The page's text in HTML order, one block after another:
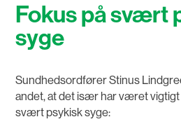
Fokus på svært
syge
Sundhedsordfører Stinus
andet, at det især har været
svært psykisk syge: